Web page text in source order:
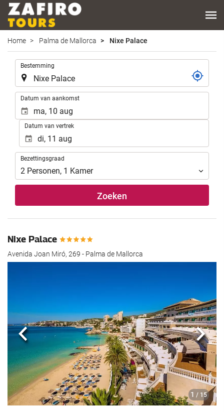
Home Palma de Mallorca Nixe Palace
Bestemming
Datum van aankomst
Datum van vertrek
Bezettingsgraad
Bezettingsgraad
2 Personen, 1 Kamer
Zoeken
Nixe Palace
Avenida Joan Miró, 269 - Palma de Mallorca
1 / 15
Vorige